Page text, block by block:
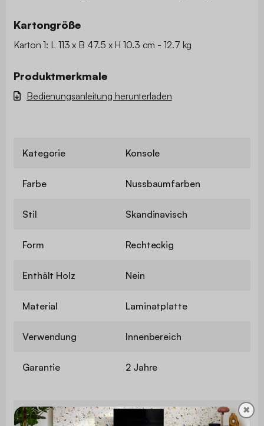
Kartongröße
Karton 1: L 113 x B 47.5 x H 10.3 cm - 12.7 kg
Produktmerkmale
Bedienungsanleitung herunterladen
Kategorie Konsole
Farbe Nussbaumfarben
Stil Skandinavisch
Form Rechteckig
Enthält Holz Nein
Material Laminatplatte
Verwendung Innenbereich
Garantie 2 Jahre
Der Aufbau ist sehr einfach,
✖